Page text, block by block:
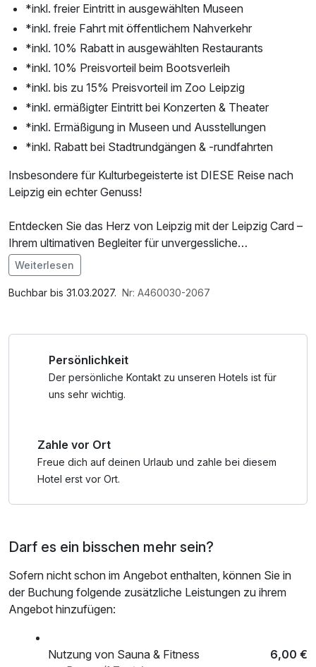
*inkl. freier Eintritt in ausgewählten Museen
*inkl. freie Fahrt mit öffentlichem Nahverkehr
*inkl. 10% Rabatt in ausgewählten Restaurants
*inkl. 10% Preisvorteil beim Bootsverleih
*inkl. bis zu 15% Preisvorteil im Zoo Leipzig
*inkl. ermäßigter Eintritt bei Konzerten & Theater
*inkl. Ermäßigung in Museen und Ausstellungen
*inkl. Rabatt bei Stadtrundgängen & -rundfahrten
Insbesondere für Kulturbegeisterte ist DIESE Reise nach
Leipzig ein echter Genuss!
Entdecken Sie das Herz von Leipzig mit der Leipzig Card –
Ihrem ultimativen Begleiter für unvergessliche
Stadtabenteuer. Diese Karte ist ein Muss für jeden, der die
reiche Kultur, Geschichte und Vielfalt dieser Stadt erleben
möchte. Egal, ob Sie nur einen Tag oder mehrere Tage
Mit der Leipzig Card in der Hand können Sie die Stadt auf
Preisvorteile bei Stadtspaziergängen und Rundfahrten per
Rad, Bus oder Schiff, freier Eintritt oder Ermäßigung bis zu
50 % in Museen, Ermäßigung bei Festivals, in Konzert- und
in Freizeiteinrichtungen sowie beim Bootsverleih. Mit der
Erlebnis.
Tauchen Sie ein in die lebendige Atmosphäre der Stadt und
Aufenthalt herauszuholen. Erleben Sie Leipzig mit all
Im Angebot enthalten
W-LAN Nutzung / Internetnutzung
Weiterlesen
Buchbar bis 31.03.2027. Nr: A460030-2067
Persönlichkeit
Der persönliche Kontakt zu unseren Hotels ist für
uns sehr wichtig.
Zahle vor Ort
Freue dich auf deinen Urlaub und zahle bei diesem
Hotel erst vor Ort.
Darf es ein bisschen mehr sein?
Sofern nicht schon im Angebot enthalten, können Sie in
der Buchung folgende zusätzliche Leistungen zu ihrem
Angebot hinzufügen:
Nutzung von Sauna & Fitness 6,00 €